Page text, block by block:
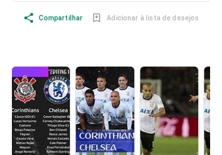
Compartilhar Adicionar à lista de desejos